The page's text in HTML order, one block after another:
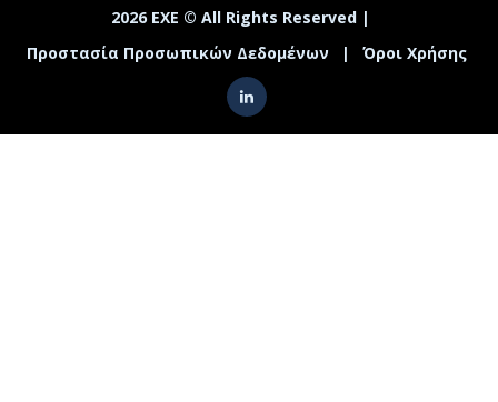
2026 ΕΧΕ © All Rights Reserved |
Προστασία Προσωπικών Δεδομένων
| Όροι Χρήσης